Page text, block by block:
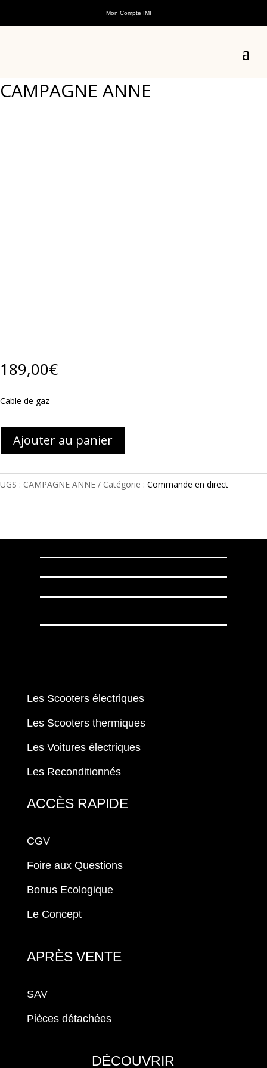
Mon Compte IMF
CAMPAGNE ANNE
189,00€
Cable de gaz
Ajouter au panier
UGS : CAMPAGNE ANNE Catégorie : Commande en direct
Les Scooters électriques
Les Scooters thermiques
Les Voitures électriques
Les Reconditionnés
ACCÈS RAPIDE
CGV
Foire aux Questions
Bonus Ecologique
Le Concept
APRÈS VENTE
SAV
Pièces détachées
DÉCOUVRIR